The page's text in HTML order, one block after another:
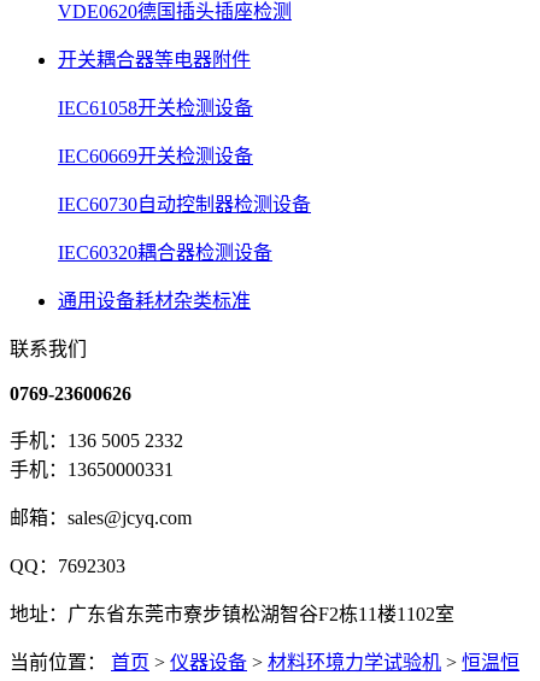
VDE0620德国插头插座检测
开关耦合器等电器附件
IEC61058开关检测设备
IEC60669开关检测设备
IEC60730自动控制器检测设备
IEC60320耦合器检测设备
通用设备耗材杂类标准
联系我们
0769-23600626
手机：136 5005 2332
手机：13650000331
邮箱：sales@jcyq.com
QQ：7692303
地址：广东省东莞市寮步镇松湖智谷F2栋11楼1102室
当前位置： 首页 > 仪器设备 > 材料环境力学试验机 > 恒温恒